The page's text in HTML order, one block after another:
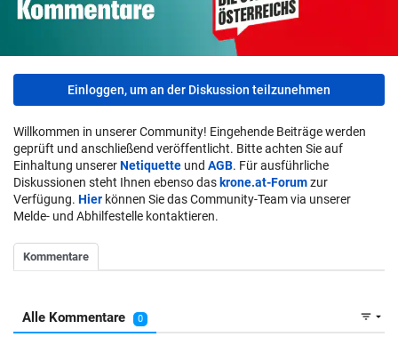
Einloggen, um an der Diskussion teilzunehmen
Willkommen in unserer Community! Eingehende Beiträge werden
geprüft und anschließend veröffentlicht. Bitte achten Sie auf
Einhaltung unsererNetiquette und AGB. Für ausführliche
Diskussionen steht Ihnen ebenso das krone.at-Forumzur
Verfügung. Hier können Sie das Community-Team via unserer
Melde- und Abhilfestelle kontaktieren.